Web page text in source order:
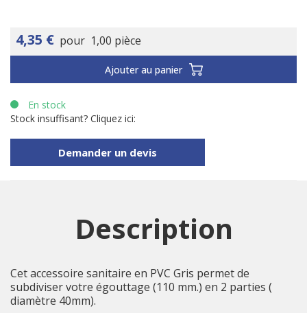
4,35 € pour 1,00 pièce
Ajouter au panier
En stock
Stock insuffisant? Cliquez ici:
Demander un devis
Description
Cet accessoire sanitaire en PVC Gris permet de
subdiviser votre égouttage (110 mm.) en 2 parties (
diamètre 40mm).